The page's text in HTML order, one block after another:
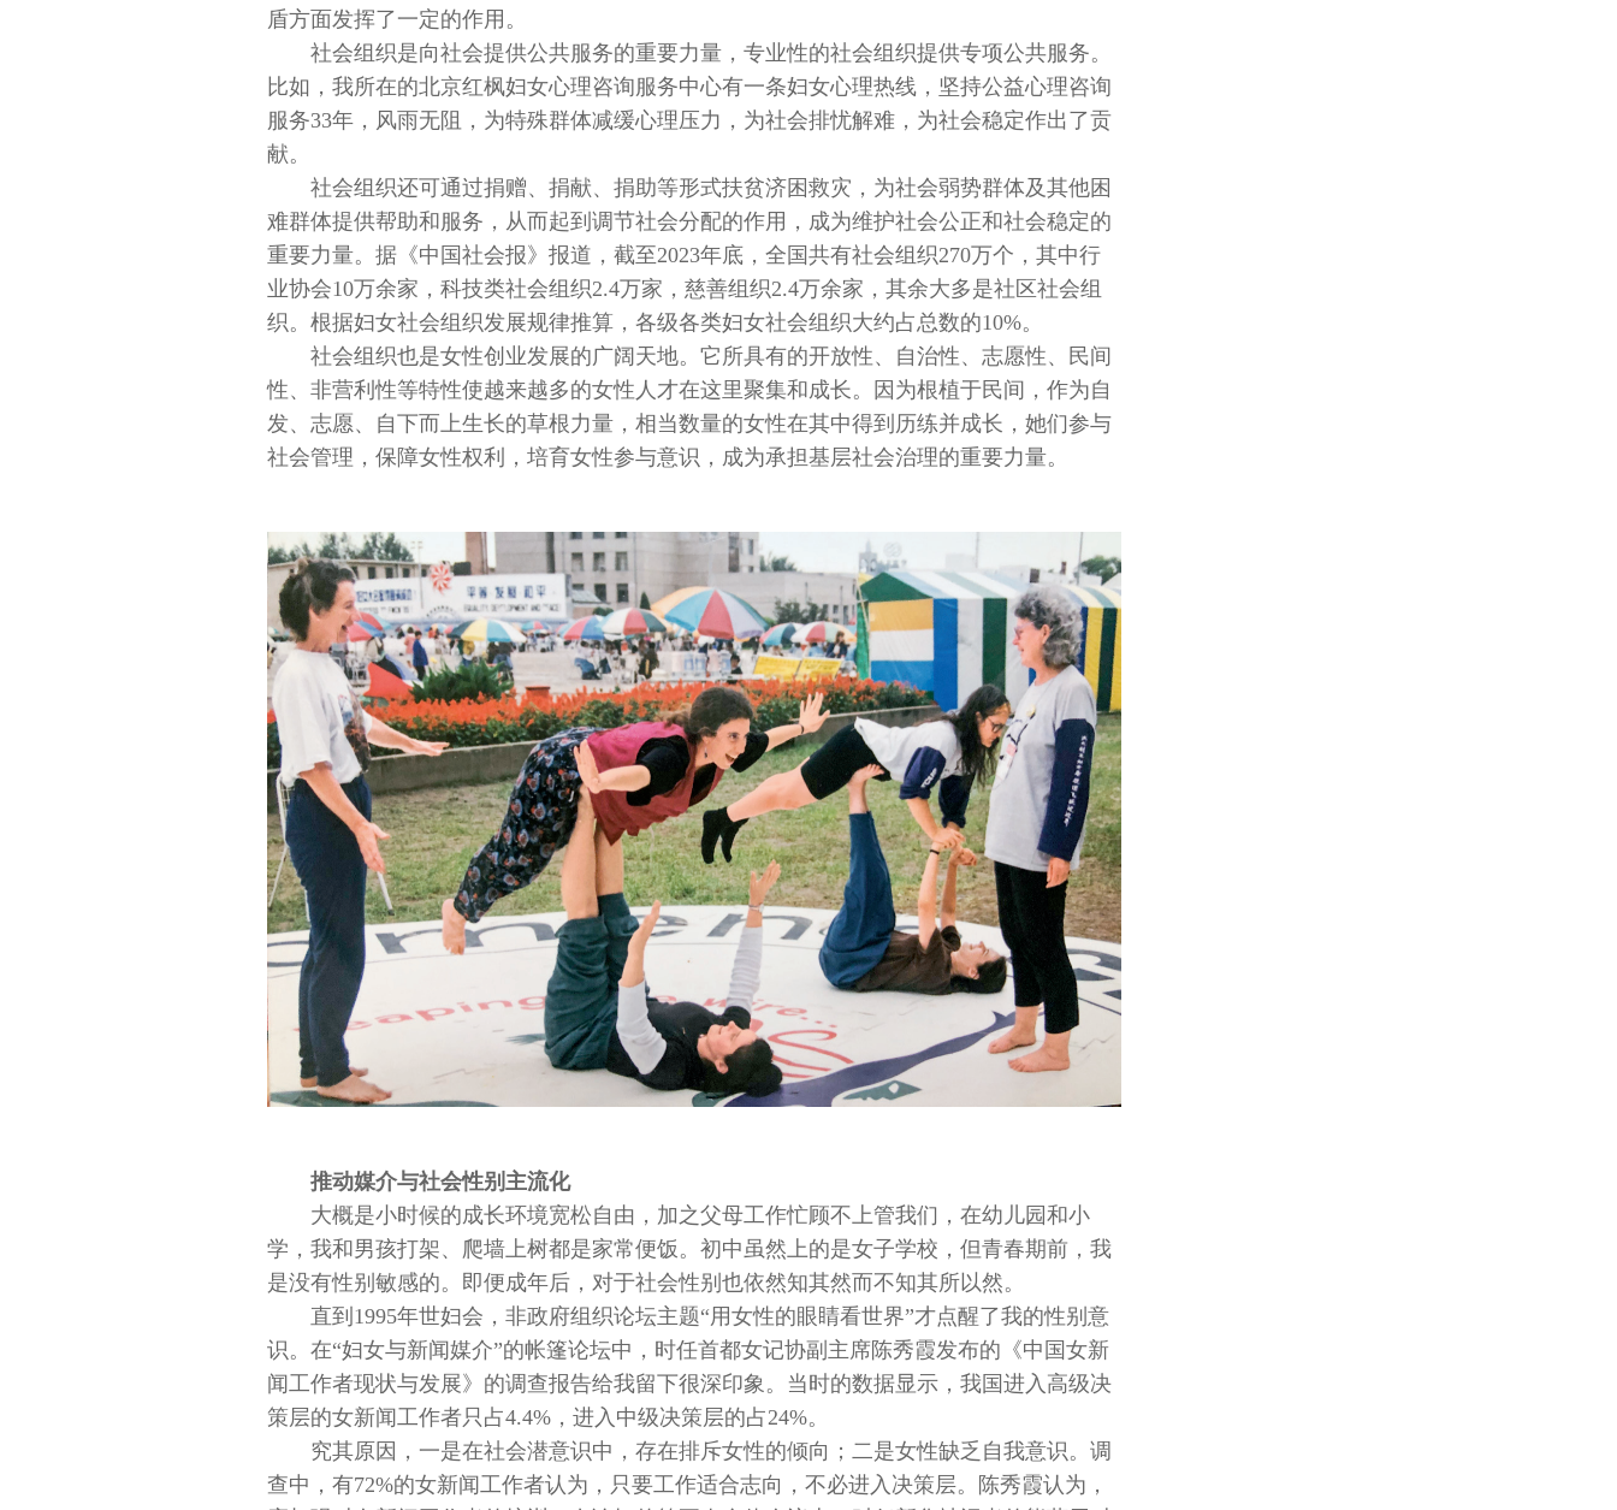
盾方面发挥了一定的作用。
社会组织是向社会提供公共服务的重要力量，专业性的社会组织提供专项公共服务。
比如，我所在的北京红枫妇女心理咨询服务中心有一条妇女心理热线，坚持公益心理咨询
服务33年，风雨无阻，为特殊群体减缓心理压力，为社会排忧解难，为社会稳定作出了贡
献。
社会组织还可通过捐赠、捐献、捐助等形式扶贫济困救灾，为社会弱势群体及其他困
难群体提供帮助和服务，从而起到调节社会分配的作用，成为维护社会公正和社会稳定的
重要力量。据《中国社会报》报道，截至2023年底，全国共有社会组织270万个，其中行
业协会10万余家，科技类社会组织2.4万家，慈善组织2.4万余家，其余大多是社区社会组
织。根据妇女社会组织发展规律推算，各级各类妇女社会组织大约占总数的10%。
社会组织也是女性创业发展的广阔天地。它所具有的开放性、自治性、志愿性、民间
性、非营利性等特性使越来越多的女性人才在这里聚集和成长。因为根植于民间，作为自
发、志愿、自下而上生长的草根力量，相当数量的女性在其中得到历练并成长，她们参与
社会管理，保障女性权利，培育女性参与意识，成为承担基层社会治理的重要力量。
推动媒介与社会性别主流化
大概是小时候的成长环境宽松自由，加之父母工作忙顾不上管我们，在幼儿园和小
学，我和男孩打架、爬墙上树都是家常便饭。初中虽然上的是女子学校，但青春期前，我
是没有性别敏感的。即便成年后，对于社会性别也依然知其然而不知其所以然。
直到1995年世妇会，非政府组织论坛主题“用女性的眼睛看世界”才点醒了我的性别意
识。在“妇女与新闻媒介”的帐篷论坛中，时任首都女记协副主席陈秀霞发布的《中国女新
闻工作者现状与发展》的调查报告给我留下很深印象。当时的数据显示，我国进入高级决
策层的女新闻工作者只占4.4%，进入中级决策层的占24%。
究其原因，一是在社会潜意识中，存在排斥女性的倾向；二是女性缺乏自我意识。调
查中，有72%的女新闻工作者认为，只要工作适合志向，不必进入决策层。陈秀霞认为，